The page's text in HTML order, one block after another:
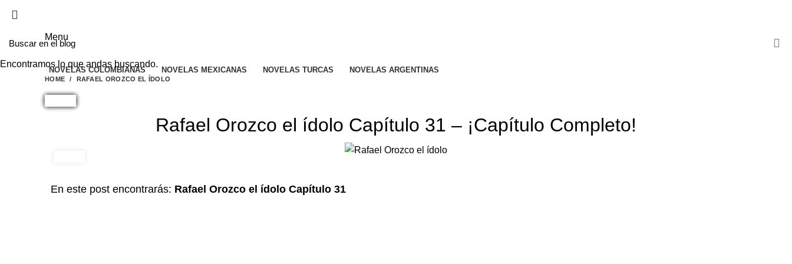
Menu
NOVELAS COLOMBIANAS NOVELAS MEXICANAS NOVELAS TURCAS NOVELAS ARGENTINAS
HOME RAFAEL OROZCO EL ÍDOLO
Rafael Orozco el ídolo Capítulo 31 – ¡Capítulo Completo!
En este post encontrarás: Rafael Orozco el ídolo Capítulo 31
Encontramos lo que andas buscando.